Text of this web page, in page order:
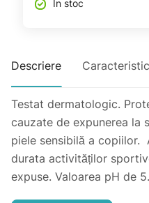
În stoc
Descriere
Testat dermatologic.
cauzate de expunerea la
piele sensibilă a copiilor.
durata activităților
expuse. Valoarea pH de